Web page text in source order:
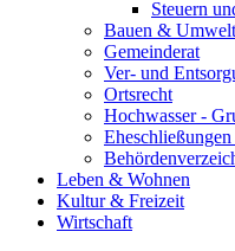
Steuern
Bauen & Umwelt
Gemeinderat
Ver- und
Ortsrecht
Hochwasser -
Leben & Wohnen
Kultur & Freizeit
Wirtschaft